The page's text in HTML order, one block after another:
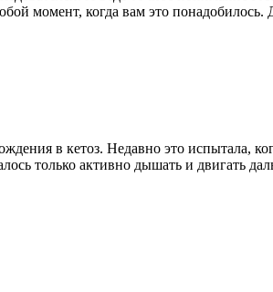
момент, когда вам это
в кетоз. Недавно это испытала,
только активно дышать и двигать